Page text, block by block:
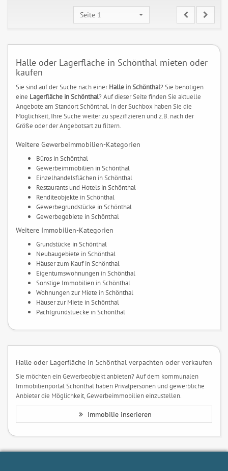
Seite 1
Halle oder Lagerfläche in Schönthal mieten oder
kaufen
Sie sind auf der Suche nach einerHalle in Schönthal? Sie benötigen
eine Lagerfläche in Schönthal? Auf dieser Seite finden Sie aktuelle
Angebote am Standort Schönthal. In der Suchbox haben Sie die
Möglichkeit, Ihre Suche weiter zu spezifizieren und z.B. nach der
Größe oder der Angebotsart zu filtern.
Weitere Gewerbeimmobilien-Kategorien
Büros in Schönthal
Gewerbeimmobilien in Schönthal
Einzelhandelsflächen in Schönthal
Restaurants und Hotels in Schönthal
Renditeobjekte in Schönthal
Gewerbegrundstücke in Schönthal
Gewerbegebiete in Schönthal
Weitere Immobilien-Kategorien
Grundstücke in Schönthal
Neubaugebiete in Schönthal
Häuser zum Kauf in Schönthal
Eigentumswohnungen in Schönthal
Sonstige Immobilien in Schönthal
Wohnungen zur Miete in Schönthal
Häuser zur Miete in Schönthal
Pachtgrundstuecke in Schönthal
Halle oder Lagerfläche in Schönthal verpachten oder verkaufen
Sie möchten ein Gewerbeobjekt anbieten? Auf dem kommunalen
Immobilienportal Schönthal haben Privatpersonen und gewerbliche
Anbieter die Möglichkeit, Gewerbeimmobilien einzustellen.
Immobilie inserieren